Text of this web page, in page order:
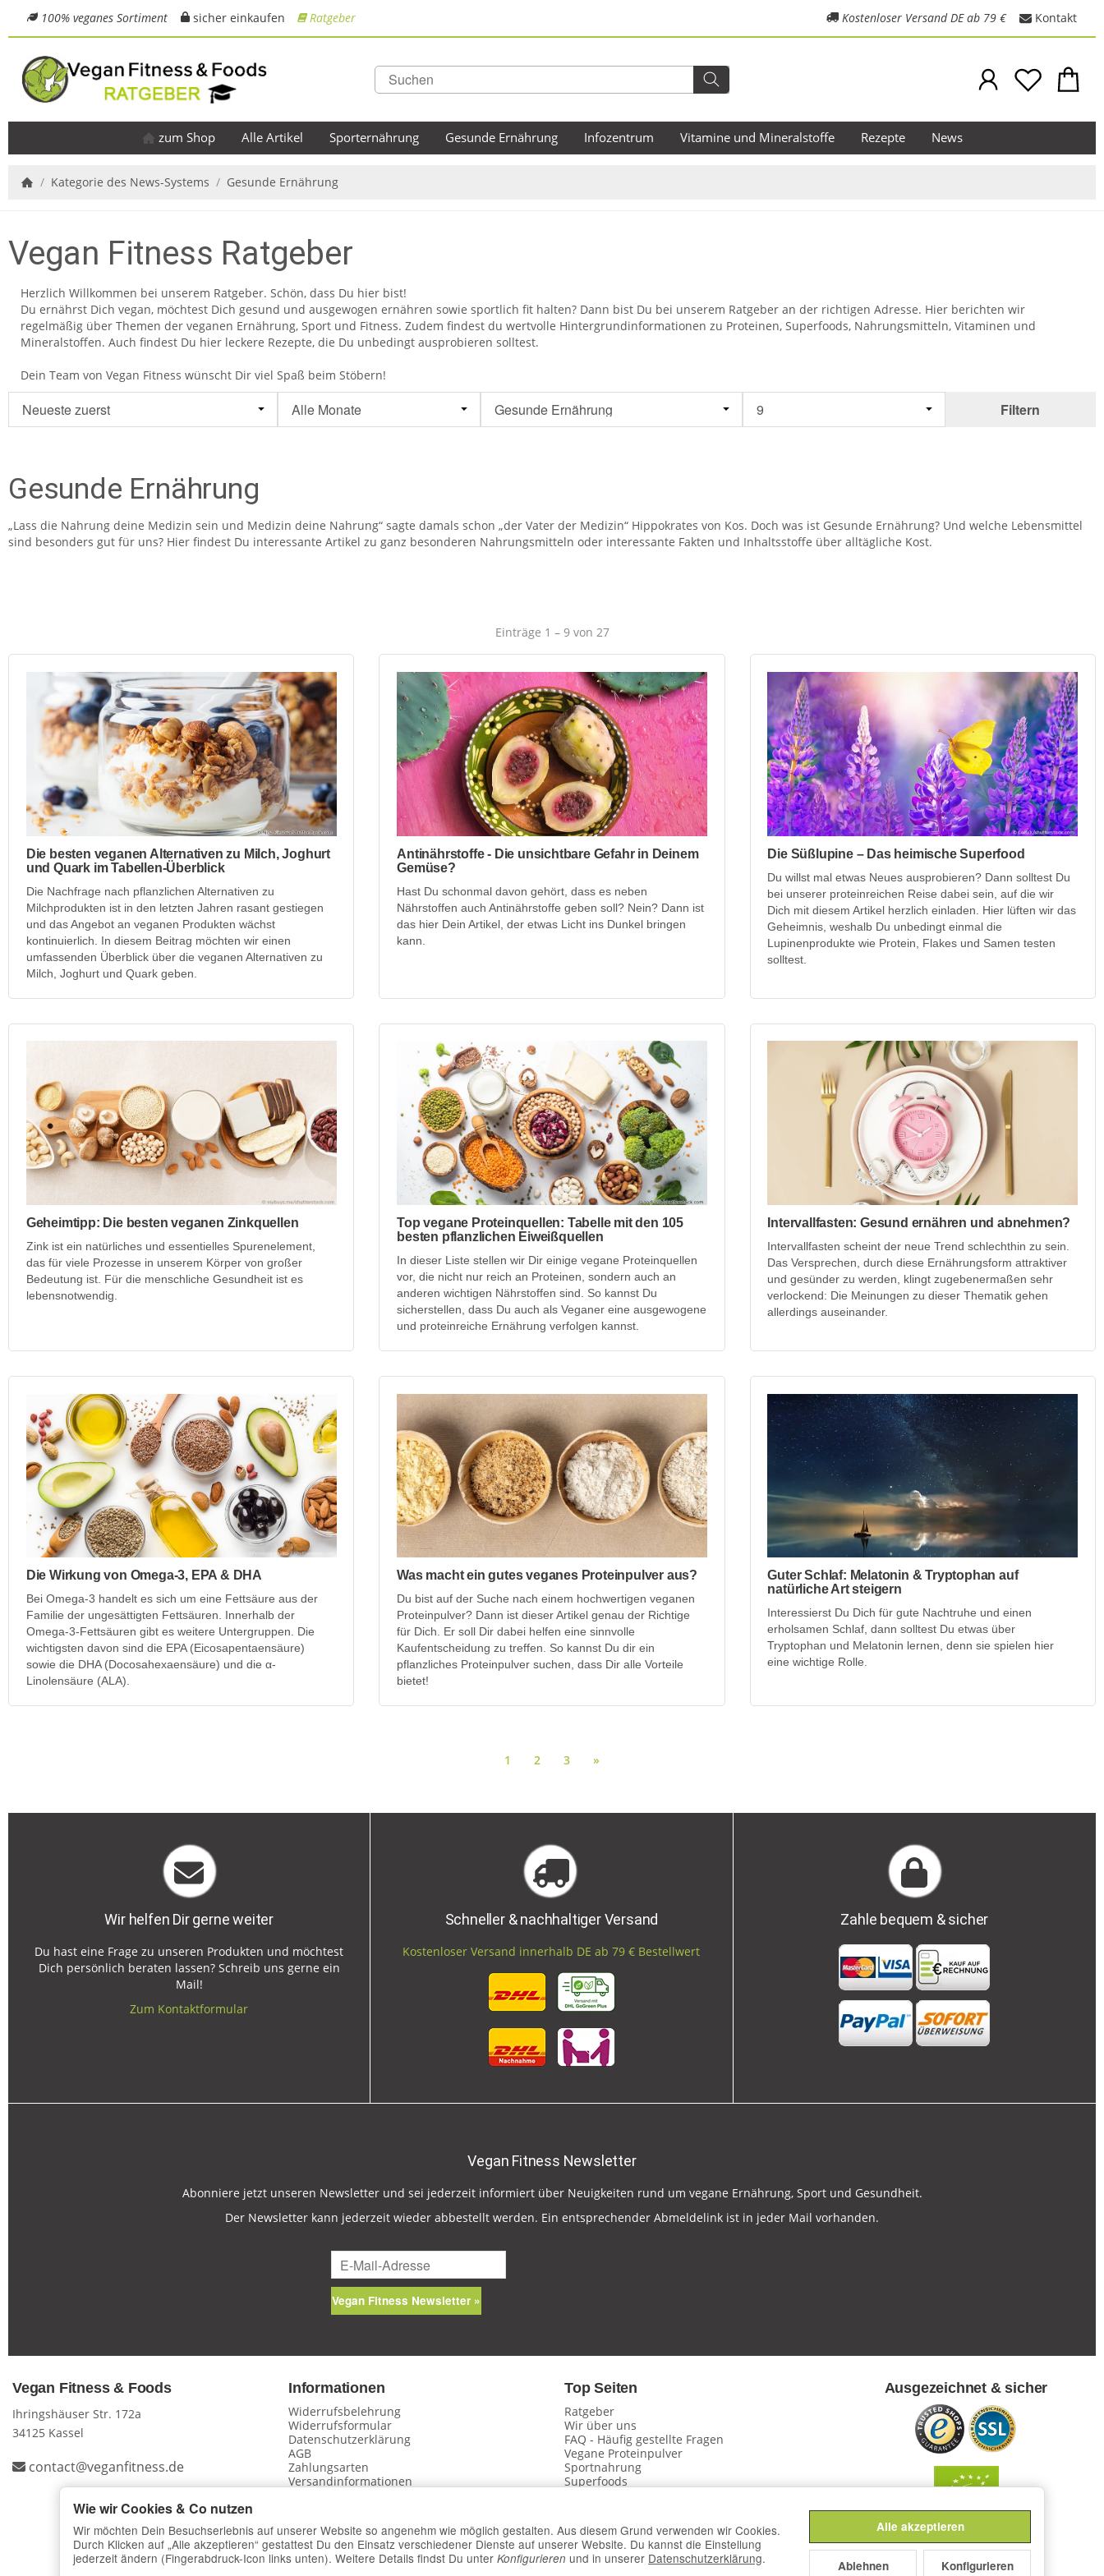
100% veganes Sortiment sicher einkaufen Ratgeber Kostenloser Versand DE ab 79 € Kontakt
zum Shop Alle Artikel Sporternährung Gesunde Ernährung Infozentrum Vitamine und Mineralstoffe Rezepte News
/ Kategorie des News-Systems / Gesunde Ernährung
Vegan Fitness Ratgeber
Herzlich Willkommen bei unserem Ratgeber. Schön, dass Du hier bist!
Du ernährst Dich vegan, möchtest Dich gesund und ausgewogen ernähren sowie sportlich fit halten? Dann bist Du bei unserem Ratgeber an der richtigen Adresse. Hier berichten wir
regelmäßig über Themen der veganen Ernährung, Sport und Fitness. Zudem findest du wertvolle Hintergrundinformationen zu Proteinen, Superfoods, Nahrungsmitteln, Vitaminen und
Mineralstoffen. Auch findest Du hier leckere Rezepte, die Du unbedingt ausprobieren solltest.
Dein Team von Vegan Fitness wünscht Dir viel Spaß beim Stöbern!
Filtern
Gesunde Ernährung
„Lass die Nahrung deine Medizin sein und Medizin deine Nahrung“ sagte damals schon „der Vater der Medizin“ Hippokrates von Kos. Doch was ist Gesunde Ernährung? Und welche Lebensmittel
sind besonders gut für uns? Hier findest Du interessante Artikel zu ganz besonderen Nahrungsmitteln oder interessante Fakten und Inhaltsstoffe über alltägliche Kost.
Einträge 1 – 9 von 27
Die besten veganen Alternativen zu Milch, Joghurt
und Quark im Tabellen-Überblick
Die Nachfrage nach pflanzlichen Alternativen zu
Milchprodukten ist in den letzten Jahren rasant gestiegen
und das Angebot an veganen Produkten wächst
kontinuierlich. In diesem Beitrag möchten wir einen
umfassenden Überblick über die veganen Alternativen zu
Milch, Joghurt und Quark geben.
Antinährstoffe - Die unsichtbare Gefahr in Deinem
Gemüse?
Hast Du schonmal davon gehört, dass es neben
Nährstoffen auch Antinährstoffe geben soll? Nein? Dann ist
das hier Dein Artikel, der etwas Licht ins Dunkel bringen
kann.
Die Süßlupine – Das heimische Superfood
Du willst mal etwas Neues ausprobieren? Dann solltest Du
bei unserer proteinreichen Reise dabei sein, auf die wir
Dich mit diesem Artikel herzlich einladen. Hier lüften wir das
Geheimnis, weshalb Du unbedingt einmal die
Lupinenprodukte wie Protein, Flakes und Samen testen
solltest.
Geheimtipp: Die besten veganen Zinkquellen
Zink ist ein natürliches und essentielles Spurenelement,
das für viele Prozesse in unserem Körper von großer
Bedeutung ist. Für die menschliche Gesundheit ist es
lebensnotwendig.
Top vegane Proteinquellen: Tabelle mit den 105
besten pflanzlichen Eiweißquellen
In dieser Liste stellen wir Dir einige vegane Proteinquellen
vor, die nicht nur reich an Proteinen, sondern auch an
anderen wichtigen Nährstoffen sind. So kannst Du
sicherstellen, dass Du auch als Veganer eine ausgewogene
und proteinreiche Ernährung verfolgen kannst.
Intervallfasten: Gesund ernähren und abnehmen?
Intervallfasten scheint der neue Trend schlechthin zu sein.
Das Versprechen, durch diese Ernährungsform attraktiver
und gesünder zu werden, klingt zugebenermaßen sehr
verlockend: Die Meinungen zu dieser Thematik gehen
allerdings auseinander.
Die Wirkung von Omega-3, EPA & DHA
Bei Omega-3 handelt es sich um eine Fettsäure aus der
Familie der ungesättigten Fettsäuren. Innerhalb der
Omega-3-Fettsäuren gibt es weitere Untergruppen. Die
wichtigsten davon sind die EPA (Eicosapentaensäure)
sowie die DHA (Docosahexaensäure) und die α-
Linolensäure (ALA).
Was macht ein gutes veganes Proteinpulver aus?
Du bist auf der Suche nach einem hochwertigen veganen
Proteinpulver? Dann ist dieser Artikel genau der Richtige
für Dich. Er soll Dir dabei helfen eine sinnvolle
Kaufentscheidung zu treffen. So kannst Du dir ein
pflanzliches Proteinpulver suchen, dass Dir alle Vorteile
bietet!
Guter Schlaf: Melatonin & Tryptophan auf
natürliche Art steigern
Interessierst Du Dich für gute Nachtruhe und einen
erholsamen Schlaf, dann solltest Du etwas über
Tryptophan und Melatonin lernen, denn sie spielen hier
eine wichtige Rolle.
1 2 3 »
Wir helfen Dir gerne weiter
Du hast eine Frage zu unseren Produkten und möchtest
Dich persönlich beraten lassen? Schreib uns gerne ein
Mail!
Zum Kontaktformular
Schneller & nachhaltiger Versand
Kostenloser Versand innerhalb DE ab 79 € Bestellwert
Zahle bequem & sicher
Vegan Fitness Newsletter
Abonniere jetzt unseren Newsletter und sei jederzeit informiert über Neuigkeiten rund um vegane Ernährung, Sport und Gesundheit.
Der Newsletter kann jederzeit wieder abbestellt werden. Ein entsprechender Abmeldelink ist in jeder Mail vorhanden.
Vegan Fitness Newsletter »
Vegan Fitness & Foods
Ihringshäuser Str. 172a
34125 Kassel
contact@veganfitness.de
Informationen
Widerrufsbelehrung
Widerrufsformular
Datenschutzerklärung
AGB
Zahlungsarten
Versandinformationen
Top Seiten
Ratgeber
Wir über uns
FAQ - Häufig gestellte Fragen
Vegane Proteinpulver
Sportnahrung
Superfoods
Folge uns
Ausgezeichnet & sicher
Alle akzeptieren
Ablehnen Konfigurieren
Wie wir Cookies & Co nutzen
Wir möchten Dein Besuchserlebnis auf unserer Website so angenehm wie möglich gestalten. Aus diesem Grund verwenden wir Cookies.
Durch Klicken auf „Alle akzeptieren“ gestattest Du den Einsatz verschiedener Dienste auf unserer Website. Du kannst die Einstellung
jederzeit ändern (Fingerabdruck-Icon links unten). Weitere Details findst Du unter Konfigurieren und in unserer Datenschutzerklärung.